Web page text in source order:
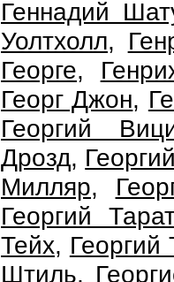
Геннадий
Уолтхолл,
Георге,
Георг Джон,
Георгий
Дрозд,
Милляр,
Георгий
Тейх, Георгий
Штиль,